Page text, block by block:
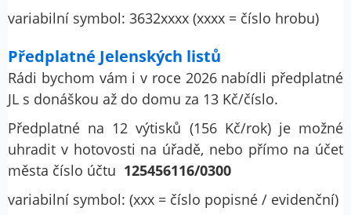
variabilní symbol: 3632xxxx (xxxx = číslo hrobu)
Předplatné Jelenských listů
Rádi bychom vám i v roce 2026 nabídli předplatné
JL s donáškou až do domu za 13 Kč/číslo.
Předplatné na 12 výtisků (156 Kč/rok) je možné
uhradit v hotovosti na úřadě, nebo přímo na účet
města číslo účtu 125456116/0300
variabilní symbol: (xxx = číslo popisné / evidenční)